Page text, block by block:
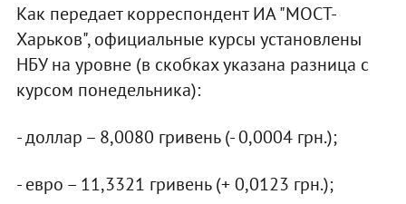
Как передает корреспондент ИА "МОСТ-
Харьков", официальные курсы установлены
НБУ на уровне (в скобках указана разница с
курсом понедельника):
- доллар – 8,0080 гривень (- 0,0004 грн.);
- евро – 11,3321 гривень (+ 0,0123 грн.);